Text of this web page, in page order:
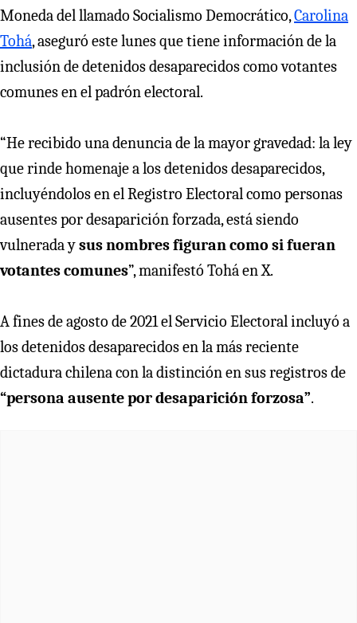
Moneda del llamado Socialismo Democrático,Carolina
Tohá, aseguró este lunes que tiene información de la
inclusión de detenidos desaparecidos como votantes
comunes en el padrón electoral.
“He recibido una denuncia de la mayor gravedad: la ley
que rinde homenaje a los detenidos desaparecidos,
incluyéndolos en el Registro Electoral como personas
ausentes por desaparición forzada, está siendo
vulnerada ysus nombres figuran como si fueran
votantes comunes”, manifestó Tohá en X.
A fines de agosto de 2021 el Servicio Electoral incluyó a
los detenidos desaparecidos en la más reciente
dictadura chilena con la distinción en sus registros de
“persona ausente por desaparición forzosa”.